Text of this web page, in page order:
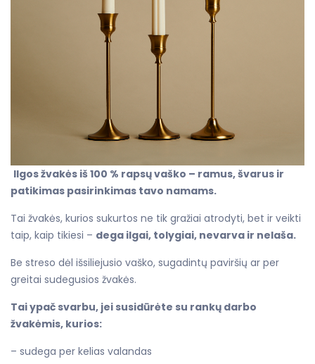
Ilgos žvakės iš 100 % rapsų vaško – ramus, švarus ir
patikimas pasirinkimas tavo namams.
Tai žvakės, kurios sukurtos ne tik gražiai atrodyti, bet ir veikti
taip, kaip tikiesi – dega ilgai, tolygiai, nevarva ir nelaša.
Be streso dėl išsiliejusio vaško, sugadintų paviršių ar per
greitai sudegusios žvakės.
Tai ypač svarbu, jei susidūrėte su rankų darbo
žvakėmis, kurios:
– sudega per kelias valandas